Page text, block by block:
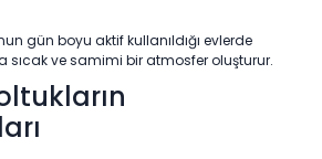
gün boyu aktif kullanıldığı evlerde
sıcak ve samimi bir atmosfer oluşturur.